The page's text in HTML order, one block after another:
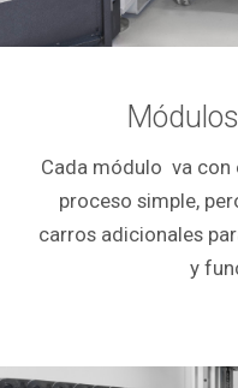
Cada módulo va con
proceso simple,
carros adicionales
y